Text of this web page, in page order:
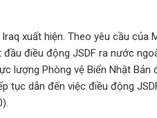
xuất hiện. Theo yêu cầu của
điều động JSDF ra nước
lượng Phòng vệ Biển Nhật Bản
tục dẫn đến việc điều động